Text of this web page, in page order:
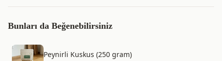
Bunları da Beğenebilirsiniz
Peynirli Kuskus (250 gram)